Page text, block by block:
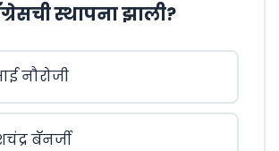
स्थापना झाली?
नौरोजी
बॅनर्जी